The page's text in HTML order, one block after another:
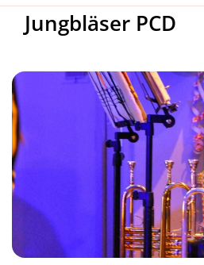
Jungbläser PCD